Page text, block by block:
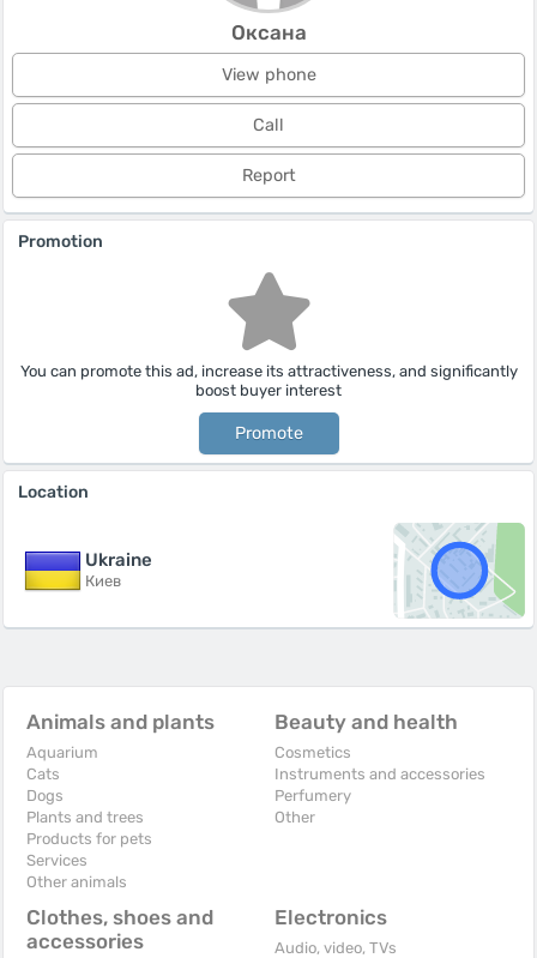
Оксана
View phone
Call
Report
Promotion
You can promote this ad, increase its attractiveness, and significantly
boost buyer interest
Promote
Location
Ukraine
Киев
Animals and plants
Aquarium
Cats
Dogs
Plants and trees
Products for pets
Services
Other animals
Beauty and health
Cosmetics
Instruments and accessories
Perfumery
Other
Clothes, shoes and
accessories
Electronics
Audio, video, TVs